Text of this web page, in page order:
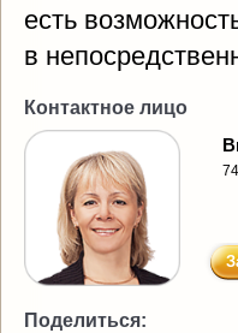
есть
в
Контактное лицо
Поделиться: